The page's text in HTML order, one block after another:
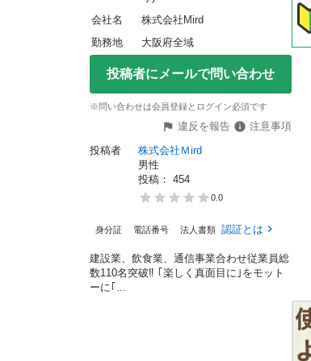
会社名
株式会社Mird
勤務地
大阪府全域
投稿者にメールで問い合わせ
※問い合わせは会員登録とログイン必須です
違反を報告
注意事項
投稿者
株式会社Ｍird
男性
投稿： 454
0.0
身分証 電話番号 法人書類 認証とは
建設業、飲食業、通信事業合わせ従業員総
数110名突破‼️ ｢楽しく真面目に｣をモット
ーに｢...